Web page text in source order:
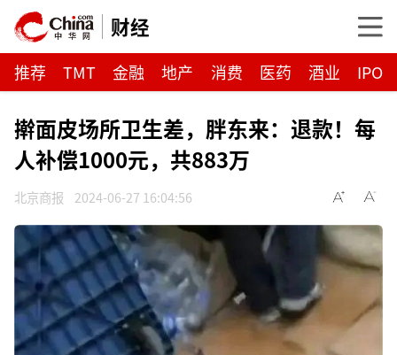
财经
推荐 TMT 金融 地产 消费 医药 酒业 IPO
擀面皮场所卫生差，胖东来：退款！每
人补偿1000元，共883万
北京商报 2024-06-27 16:04:56